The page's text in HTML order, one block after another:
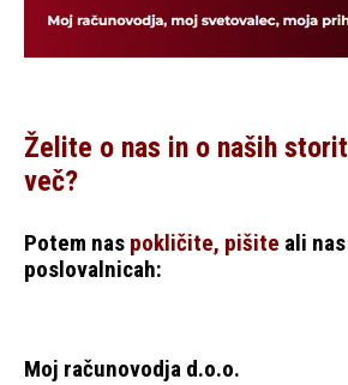
Želite o nas in o naših
več?
Potem nas pokličite, pišite ali
poslovalnicah:
Moj računovodja d.o.o.